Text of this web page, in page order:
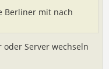
Berliner mit nach
Server wechseln